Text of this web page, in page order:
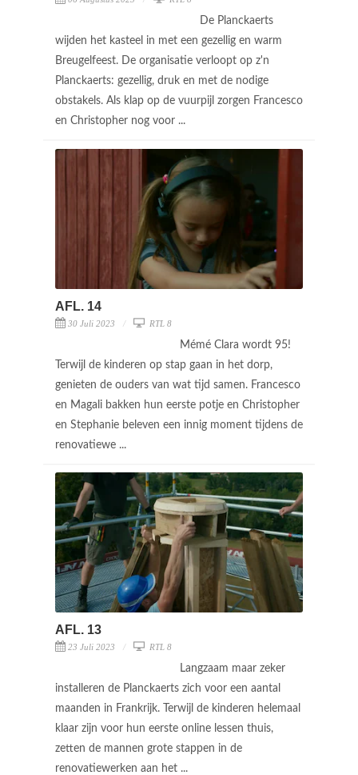
De Planckaerts
wijden het kasteel in met een gezellig en warm
Breugelfeest. De organisatie verloopt op z'n
Planckaerts: gezellig, druk en met de nodige
obstakels. Als klap op de vuurpijl zorgen Francesco
en Christopher nog voor ...
AFL. 14
30 Juli 2023 RTL 8
Mémé Clara wordt 95!
Terwijl de kinderen op stap gaan in het dorp,
genieten de ouders van wat tijd samen. Francesco
en Magali bakken hun eerste potje en Christopher
en Stephanie beleven een innig moment tijdens de
renovatiewe ...
AFL. 13
23 Juli 2023 RTL 8
Langzaam maar zeker
installeren de Planckaerts zich voor een aantal
maanden in Frankrijk. Terwijl de kinderen helemaal
klaar zijn voor hun eerste online lessen thuis,
zetten de mannen grote stappen in de
renovatiewerken aan het ...